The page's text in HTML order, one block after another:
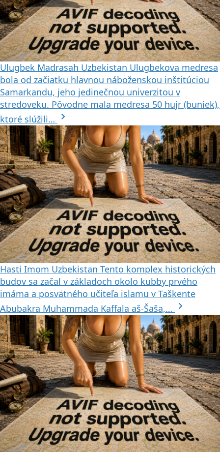
Ulugbek Madrasah Uzbekistan Ulugbekova medresa
bola od začiatku hlavnou náboženskou inštitúciou
Samarkandu, jeho jedinečnou univerzitou v
stredoveku. Pôvodne mala medresa 50 hujr (buniek),
ktoré slúžili… chevron_right
Hasti Imom Uzbekistan Tento komplex historických
budov sa začal v základoch okolo kubby prvého
imáma a posvätného učiteľa islamu v Taškente
Abubakra Muhammada Kaffala aš-Šaša,… chevron_right